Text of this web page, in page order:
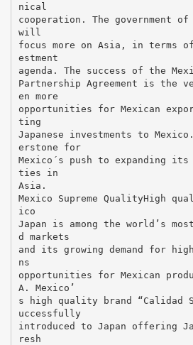
nical
cooperation. The government
will
focus more on Asia, in terms
estment
agenda. The success of the
Partnership Agreement is the
en more
opportunities for Mexican
ting
Japanese investments to
erstone for
Mexico´s push to expanding its
ties in
Asia.
Mexico Supreme QualityHigh
ico
Japan is among the world’s
d markets
and its growing demand for
ns
opportunities for Mexican
A. Mexico’
s high quality brand “Calidad
uccessfully
introduced to Japan offering
resh